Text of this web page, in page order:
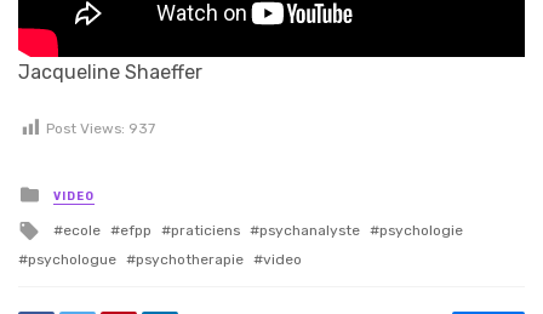
Jacqueline Shaeffer
Post Views: 937
Posted in
VIDEO
Tagged with
ecole efpp praticiens psychanalyste
psychologie
psychologue
psychotherapie video